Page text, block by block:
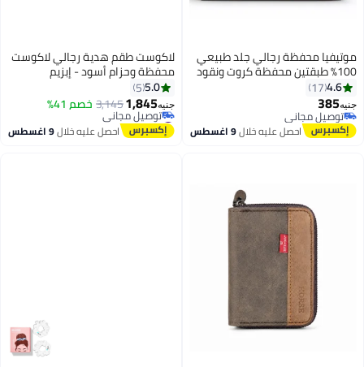
4
موتيفيا محفظة رجالي جلد طبيعي
100% طبقتين محفظة كروت ونقود
محفظه للرجال من الجلد الطبيعي
مع 5 جيوب داخلية محفظة صغيرة
من Motevia
4.6
17
جنيه385
توصيل مجاني
توصيل مجانياحصل عليه خلال9 اغسطس
لاكوست طقم هدية رجالي لاكوست
محفظة وحزام أسود - إبزيم
5.0
5
جنيه1,845
3,145خصم 41%
#8 في محافظ رجالية
أقل سعر في السنة
توصيل مجاني
احصل عليه خلال9 اغسطس